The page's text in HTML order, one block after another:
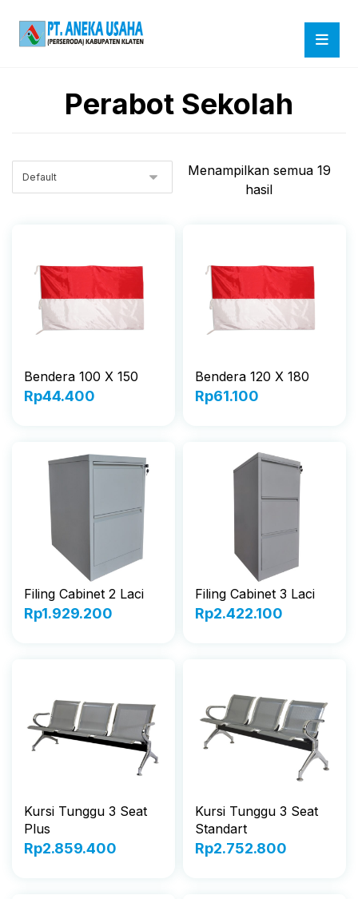
Perabot Sekolah
Menampilkan semua 19
hasil
Bendera 100 X 150
Rp44.400
Bendera 120 X 180
Rp61.100
Filing Cabinet 2 Laci
Rp1.929.200
Filing Cabinet 3 Laci
Rp2.422.100
Kursi Tunggu 3 Seat
Plus
Rp2.859.400
Kursi Tunggu 3 Seat
Standart
Rp2.752.800